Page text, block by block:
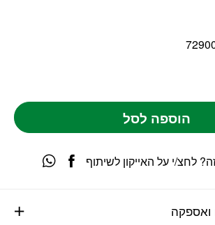
הוספה לסל
ואספקה
לחצ/י על האייקון לשיתוף